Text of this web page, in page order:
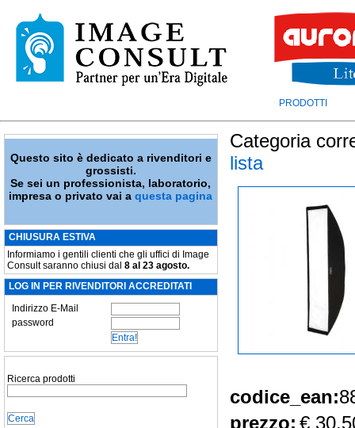
PRODOTTI
Questo sito è dedicato a rivenditori e
grossisti.
Se sei un professionista, laboratorio,
impresa o privato vai aquesta pagina
CHIUSURA ESTIVA
Informiamo i gentili clienti che gli uffici di Image
Consult saranno chiusi dal 8 al 23 agosto.
LOG IN PER RIVENDITORI ACCREDITATI
Indirizzo E-Mail
password
Ricerca prodotti
Categoria
lista
codice_ean:
prezzo: €